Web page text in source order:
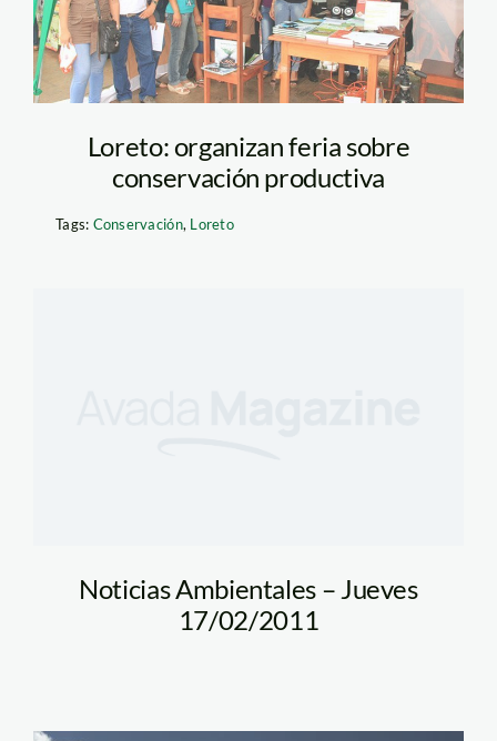
Loreto: organizan feria sobre
conservación productiva
Tags: Conservación, Loreto
Noticias Ambientales – Jueves
17/02/2011